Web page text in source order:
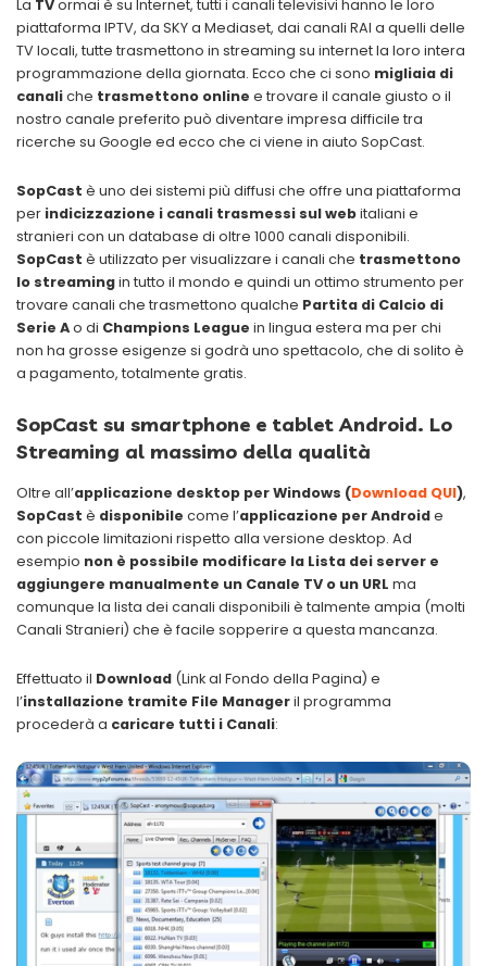
La TVormai è su Internet, tutti i canali televisivi hanno le loro
piattaforma IPTV, da SKY a Mediaset, dai canali RAI a quelli delle
TV locali, tutte trasmettono in streaming su internet la loro intera
programmazione della giornata. Ecco che ci sono migliaia di
canaliche trasmettono online e trovare il canale giusto o il
nostro canale preferito può diventare impresa difficile tra
ricerche su Google ed ecco che ci viene in aiuto SopCast.
SopCast è uno dei sistemi più diffusi che offre una piattaforma
per indicizzazione i canali trasmessi sul webitaliani e
stranieri con un database di oltre 1000 canali disponibili.
SopCast è utilizzato per visualizzare i canali che trasmettono
lo streamingin tutto il mondo e quindi un ottimo strumento per
trovare canali che trasmettono qualche Partita di Calcio di
Serie Ao di Champions League in lingua estera ma per chi
non ha grosse esigenze si godrà uno spettacolo, che di solito è
a pagamento, totalmente gratis.
SopCast su smartphone e tablet Android. Lo
Streaming al massimo della qualità
Oltre all’applicazione desktop per Windows (Download QUI),
SopCast è disponibile come l’applicazione per Androide
con piccole limitazioni rispetto alla versione desktop. Ad
esempio non è possibile modificare la Lista dei server e
aggiungere manualmente un Canale TV o un URL ma
comunque la lista dei canali disponibili è talmente ampia (molti
Canali Stranieri) che è facile sopperire a questa mancanza.
Effettuato il Download (Link al Fondo della Pagina) e
l’installazione tramite File Manageril programma
procederà a caricare tutti i Canali: